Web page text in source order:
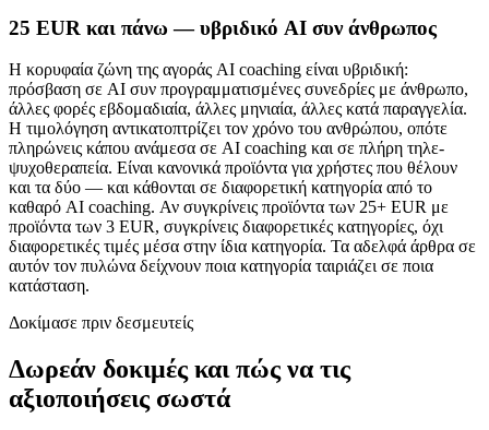
25 EUR και πάνω — υβριδικό AI συν άνθρωπος
Η κορυφαία ζώνη της αγοράς AI coaching είναι υβριδική:
πρόσβαση σε AI συν προγραμματισμένες συνεδρίες με άνθρωπο,
άλλες φορές εβδομαδιαία, άλλες μηνιαία, άλλες κατά παραγγελία.
Η τιμολόγηση αντικατοπτρίζει τον χρόνο του ανθρώπου, οπότε
πληρώνεις κάπου ανάμεσα σε AI coaching και σε πλήρη τηλε-
ψυχοθεραπεία. Είναι κανονικά προϊόντα για χρήστες που θέλουν
και τα δύο — και κάθονται σε διαφορετική κατηγορία από το
καθαρό AI coaching. Αν συγκρίνεις προϊόντα των 25+ EUR με
προϊόντα των 3 EUR, συγκρίνεις διαφορετικές κατηγορίες, όχι
διαφορετικές τιμές μέσα στην ίδια κατηγορία. Τα αδελφά άρθρα σε
αυτόν τον πυλώνα δείχνουν ποια κατηγορία ταιριάζει σε ποια
κατάσταση.
Δοκίμασε πριν δεσμευτείς
Δωρεάν δοκιμές και πώς να τις
αξιοποιήσεις σωστά